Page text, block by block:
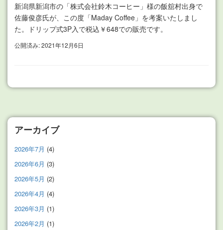
新潟県新潟市の「株式会社鈴木コーヒー」様の飯舘村出身で
佐藤俊彦氏が、この度「Maday Coffee」を考案いたしまし
た。ドリップ式3P入で税込￥648での販売です。
公開済み: 2021年12月6日
アーカイブ
2026年7月 (4)
2026年6月 (3)
2026年5月 (2)
2026年4月 (4)
2026年3月 (1)
2026年2月 (1)